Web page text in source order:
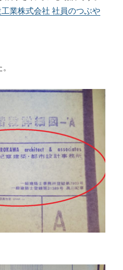
業株式会社 社員のつぶや